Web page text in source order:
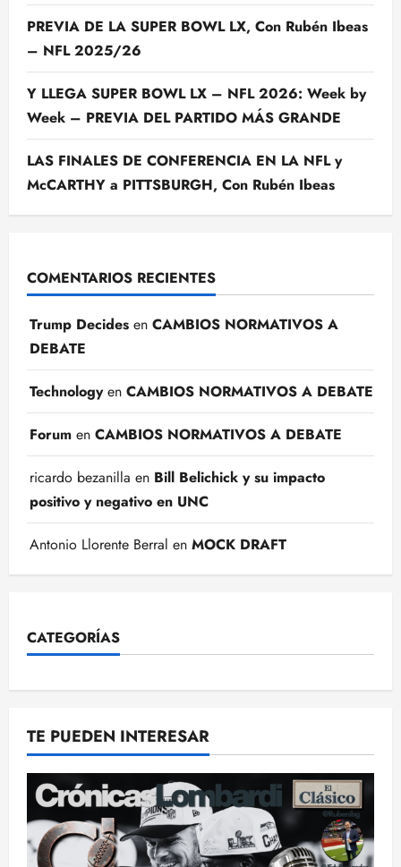
PREVIA DE LA SUPER BOWL LX, Con Rubén Ibeas
– NFL 2025/26
Y LLEGA SUPER BOWL LX – NFL 2026: Week by
Week – PREVIA DEL PARTIDO MÁS GRANDE
LAS FINALES DE CONFERENCIA EN LA NFL y
McCARTHY a PITTSBURGH, Con Rubén Ibeas
COMENTARIOS RECIENTES
Trump Decides en CAMBIOS NORMATIVOS A
DEBATE
Technologyen CAMBIOS NORMATIVOS A DEBATE
Forum en CAMBIOS NORMATIVOS A DEBATE
ricardo bezanilla en Bill Belichick y su impacto
positivo y negativo en UNC
Antonio Llorente Berral en MOCK DRAFT
CATEGORÍAS
TE PUEDEN INTERESAR